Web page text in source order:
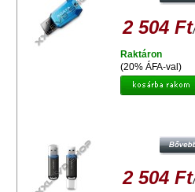
2 504 Ft
(20% ÁFA-val)
Raktáron
2 504 Ft